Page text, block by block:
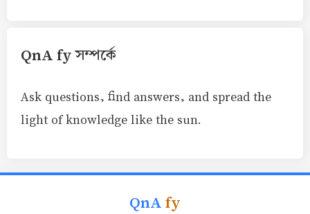
QnA fy সম্পর্কে
Ask questions, find answers, and spread the
light of knowledge like the sun.
QnAfy